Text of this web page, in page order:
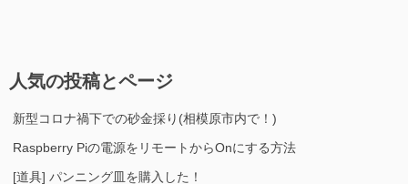
人気の投稿とページ
新型コロナ禍下での砂金採り(相模原市内で！)
Raspberry Piの電源をリモートからOnにする方法
[道具] パンニング皿を購入した！